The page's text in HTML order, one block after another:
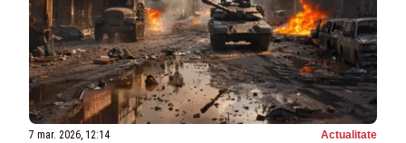
7 mar. 2026, 12:14 Actualitate